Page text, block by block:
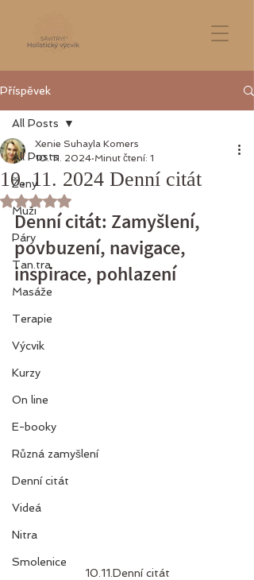
Příspěvek
All Posts
Ženy
Muži
Páry
Tan.tra
Masáže
Terapie
Výcvik
Kurzy
On line
E-booky
Různá zamyšlení
Denní citát
Videá
Nitra
Smolenice
All Posts
10. 11. 2024 Denní citát
Xenie Suhayla Komers
10. 11. 2024 Minut čtení: 1
Hodnoceno NaN z 5 hvězdiček.
Denní citát: Zamyšlení,
povbuzení, navigace,
inspirace, pohlazení
10.11.Denní citát